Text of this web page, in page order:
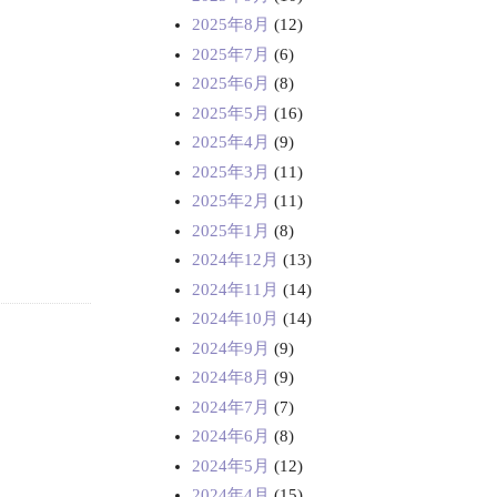
2025年8月 (12)
2025年7月 (6)
2025年6月 (8)
2025年5月 (16)
2025年4月 (9)
2025年3月 (11)
2025年2月 (11)
2025年1月 (8)
2024年12月 (13)
2024年11月 (14)
2024年10月 (14)
2024年9月 (9)
2024年8月 (9)
2024年7月 (7)
2024年6月 (8)
2024年5月 (12)